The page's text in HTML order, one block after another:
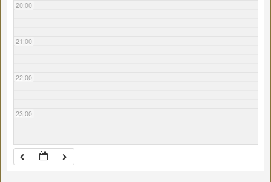
20:00
21:00
22:00
23:00